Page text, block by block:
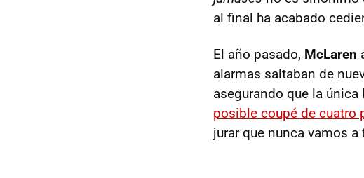
al final ha acabado
El año pasado, McLaren
alarmas saltaban de
asegurando que la
posible coupé de cuatro
jurar que nunca vamos a